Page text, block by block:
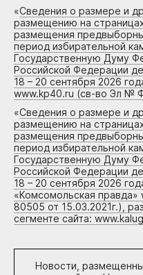
«Сведения о размере и
размещению на
размещения
период избирательной
Государственную Думу
Российской Федерации
18 – 20 сентября 2026
www.kp40.ru (св-во Эл №
«Сведения о размере и
размещению на
размещения
период избирательной
Государственную Думу
Российской Федерации
18 – 20 сентября 2026
«Комсомольская
80505 от 15.03.2021г.),
сегменте сайта:
Новости,